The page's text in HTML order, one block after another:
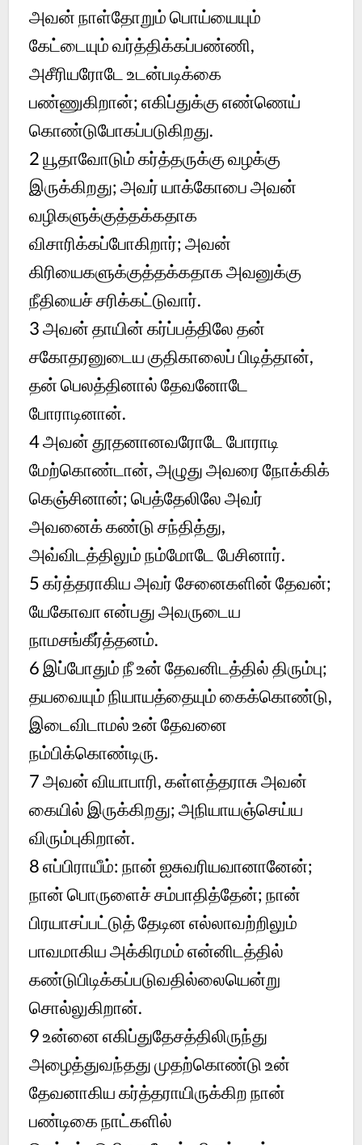
அவன் நாள்தோறும் பொய்யையும்
கேட்டையும் வர்த்திக்கப்பண்ணி,
அசீரியரோடே உடன்படிக்கை
பண்ணுகிறான்; எகிப்துக்கு எண்ணெய்
கொண்டுபோகப்படுகிறது.
2யூதாவோடும் கர்த்தருக்கு வழக்கு
இருக்கிறது; அவர் யாக்கோபை அவன்
வழிகளுக்குத்தக்கதாக
விசாரிக்கப்போகிறார்; அவன்
கிரியைகளுக்குத்தக்கதாக அவனுக்கு
நீதியைச் சரிக்கட்டுவார்.
3அவன் தாயின் கர்ப்பத்திலே தன்
சகோதரனுடைய குதிகாலைப் பிடித்தான்,
தன் பெலத்தினால் தேவனோடே
போராடினான்.
4அவன் தூதனானவரோடே போராடி
மேற்கொண்டான், அழுது அவரை நோக்கிக்
கெஞ்சினான்; பெத்தேலிலே அவர்
அவனைக் கண்டு சந்தித்து,
அவ்விடத்திலும் நம்மோடே பேசினார்.
5கர்த்தராகிய அவர் சேனைகளின் தேவன்;
யேகோவா என்பது அவருடைய
நாமசங்கீர்த்தனம்.
6 இப்போதும் நீ உன் தேவனிடத்தில் திரும்பு;
தயவையும் நியாயத்தையும் கைக்கொண்டு,
இடைவிடாமல் உன் தேவனை
நம்பிக்கொண்டிரு.
7அவன் வியாபாரி, கள்ளத்தராசு அவன்
கையில் இருக்கிறது; அநியாயஞ்செய்ய
விரும்புகிறான்.
8எப்பிராயீம்: நான் ஐசுவரியவானானேன்;
நான் பொருளைச் சம்பாதித்தேன்; நான்
பிரயாசப்பட்டுத் தேடின எல்லாவற்றிலும்
பாவமாகிய அக்கிரமம் என்னிடத்தில்
கண்டுபிடிக்கப்படுவதில்லையென்று
சொல்லுகிறான்.
9உன்னை எகிப்துதேசத்திலிருந்து
அழைத்துவந்தது முதற்கொண்டு உன்
தேவனாகிய கர்த்தராயிருக்கிற நான்
பண்டிகை நாட்களில்